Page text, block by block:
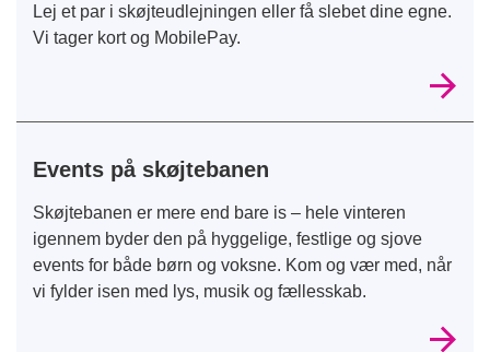
Lej et par i skøjteudlejningen eller få slebet dine egne.
Vi tager kort og MobilePay.
Events på skøjtebanen
Skøjtebanen er mere end bare is – hele vinteren
igennem byder den på hyggelige, festlige og sjove
events for både børn og voksne. Kom og vær med, når
vi fylder isen med lys, musik og fællesskab.